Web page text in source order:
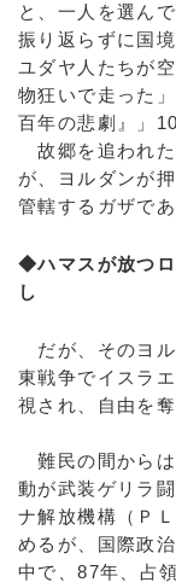
と、一人を選ん
振り返らずに国
ユダヤ人たちが
物狂いで走った
百年の悲劇』」
故郷を追われた
が、ヨルダンが
管轄するガザであ
◆ハマスが放つ
し
だが、そのヨル
東戦争でイスラ
視され、自由を
難民の間からは
動が武装ゲリラ
ナ解放機構（Ｐ
めるが、国際政
中で、87年、占